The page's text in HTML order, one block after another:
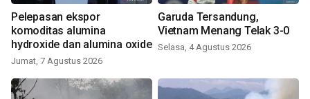
Pelepasan ekspor
komoditas alumina
hydroxide dan alumina oxide
Jumat, 7 Agustus 2026
Garuda Tersandung,
Vietnam Menang Telak 3-0
Selasa, 4 Agustus 2026